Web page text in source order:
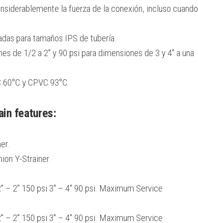
la fuerza de la conexión, incluso cuando
para tamaños IPS de tubería.
de 1/2 a 2″ y 90 psi para dimensiones de 3 y 4″ a una
y CPVC 93°C.
features:
Y-Strainer.
– 2″ 150 psi 3″ – 4″ 90 psi. Maximum Service
– 2″ 150 psi 3″ – 4″ 90 psi. Maximum Service